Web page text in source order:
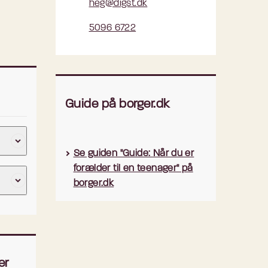
heg@digst.dk
5096 6722
Guide på borger.dk
Se guiden "Guide: Når du er
forælder til en teenager" på
borger.dk